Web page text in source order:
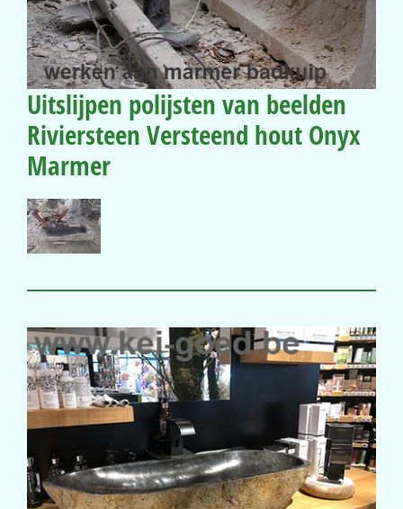
Uitslijpen polijsten van beelden
Riviersteen Versteend hout Onyx
Marmer